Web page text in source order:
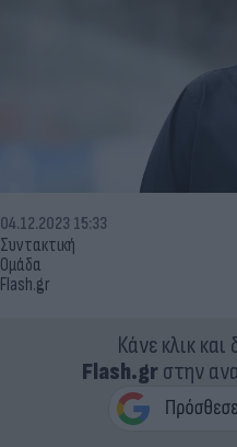
Συντακτική
Ομάδα
Flash.gr
04.12.2023 15:33
Κάνε κλικ
Flash.grστην